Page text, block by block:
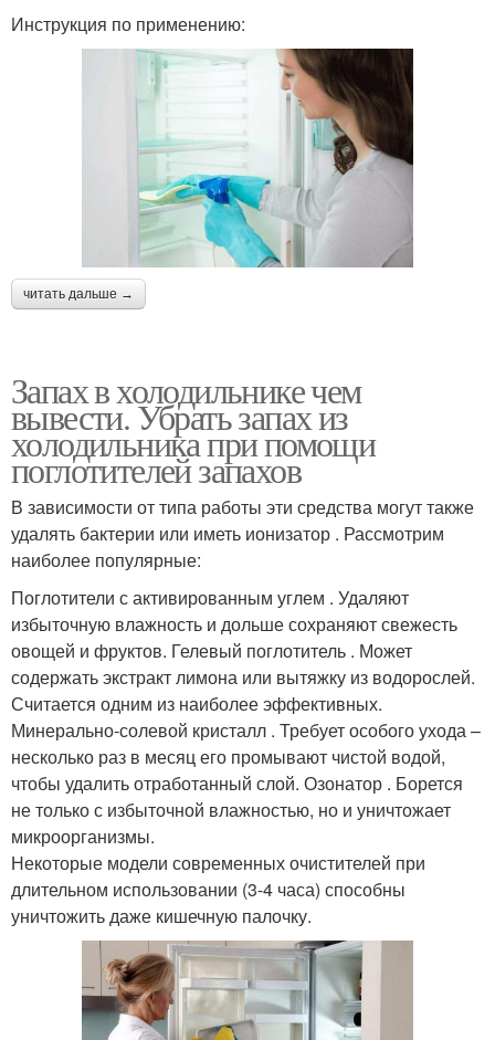
Инструкция по применению:
читать дальше →
Запах в холодильнике чем
вывести. Убрать запах из
холодильника при помощи
поглотителей запахов
В зависимости от типа работы эти средства могут также
удалять бактерии или иметь ионизатор . Рассмотрим
наиболее популярные:
Поглотители с активированным углем . Удаляют
избыточную влажность и дольше сохраняют свежесть
овощей и фруктов. Гелевый поглотитель . Может
содержать экстракт лимона или вытяжку из водорослей.
Считается одним из наиболее эффективных.
Минерально-солевой кристалл . Требует особого ухода –
несколько раз в месяц его промывают чистой водой,
чтобы удалить отработанный слой. Озонатор . Борется
не только с избыточной влажностью, но и уничтожает
микроорганизмы.
Некоторые модели современных очистителей при
длительном использовании (3-4 часа) способны
уничтожить даже кишечную палочку.